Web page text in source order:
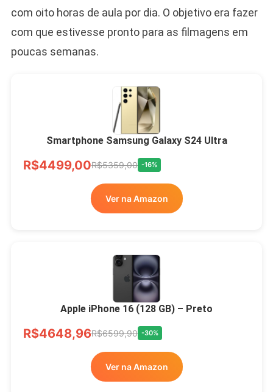
com oito horas de aula por dia. O objetivo era fazer
com que estivesse pronto para as filmagens em
poucas semanas.
Smartphone Samsung Galaxy S24 Ultra
R$4499,00R$5359,00 -16%
Ver na Amazon
Apple iPhone 16 (128 GB) – Preto
R$4648,96R$6599,90 -30%
Ver na Amazon